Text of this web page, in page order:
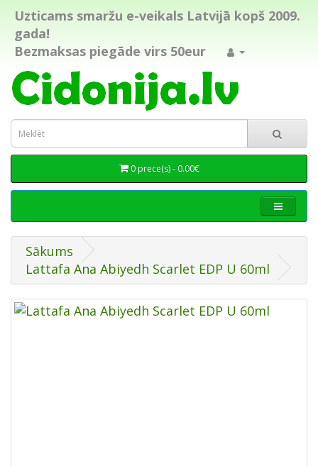
Uzticams smaržu e-veikals Latvijā kopš 2009.
gada!
Bezmaksas piegāde virs 50eur
0 prece(s) - 0.00€
Sākums
Lattafa Ana Abiyedh Scarlet EDP U 60ml